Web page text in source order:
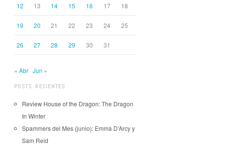
12 13 14 15 16 17 18
19 20 21 22 23 24 25
26 27 28 29 30 31
« Abr Jun »
POSTS RECIENTES
Review House of the Dragon: The Dragon
In Winter
Spammers del Mes (junio): Emma D’Arcy y
Sam Reid